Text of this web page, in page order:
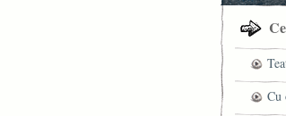
Cu